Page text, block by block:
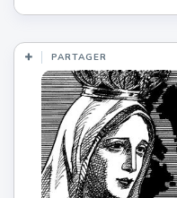
PARTAGER